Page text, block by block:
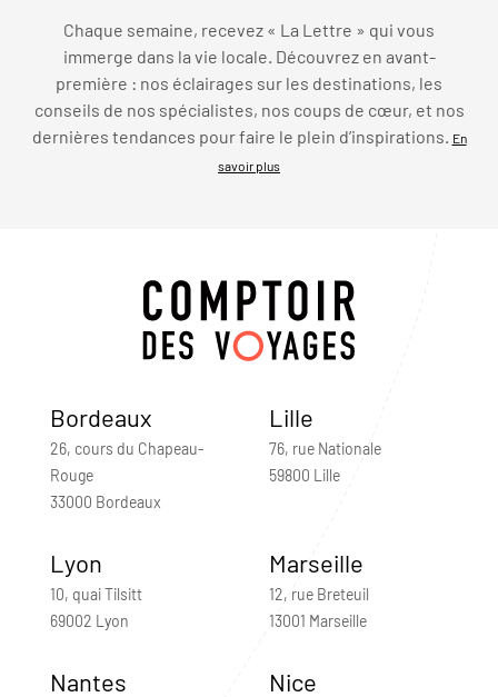
Chaque semaine, recevez « La Lettre » qui vous
immerge dans la vie locale. Découvrez en avant-
première : nos éclairages sur les destinations, les
conseils de nos spécialistes, nos coups de cœur, et nos
dernières tendances pour faire le plein d’inspirations.
En
savoir plus
Bordeaux
26, cours du Chapeau-
Rouge
33000 Bordeaux
Lille
76, rue Nationale
59800 Lille
Lyon
10, quai Tilsitt
69002 Lyon
Marseille
12, rue Breteuil
13001 Marseille
Nantes Nice